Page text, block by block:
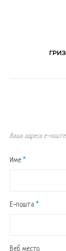
Ваша адреса е-
Име *
Е-пошта *
Веб место